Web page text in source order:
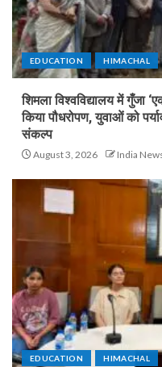
EDUCATION HIMACHAL
शिमला विश्वविद्यालय में गुँजा
किया पौधरोपण, युवाओं को
संकल्प
August 3, 2026 India
EDUCATION HIMACHAL